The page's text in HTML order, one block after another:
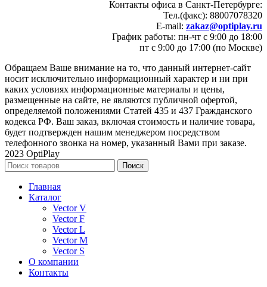
Контакты офиса в Санкт-Петербурге:
Тел.(факс): 88007078320
E-mail: zakaz@optiplay.ru
График работы: пн-чт с 9:00 до 18:00
пт с 9:00 до 17:00 (по Москве)
Обращаем Ваше внимание на то, что данный интернет-сайт
носит исключительно информационный характер и ни при
каких условиях информационные материалы и цены,
размещенные на сайте, не являются публичной офертой,
определяемой положениями Статей 435 и 437 Гражданского
кодекса РФ. Ваш заказ, включая стоимость и наличие товара,
будет подтвержден нашим менеджером посредством
телефонного звонка на номер, указанный Вами при заказе.
2023 OptiPlay
Поиск
Главная
Каталог
Vector V
Vector F
Vector L
Vector M
Vector S
О компании
Контакты